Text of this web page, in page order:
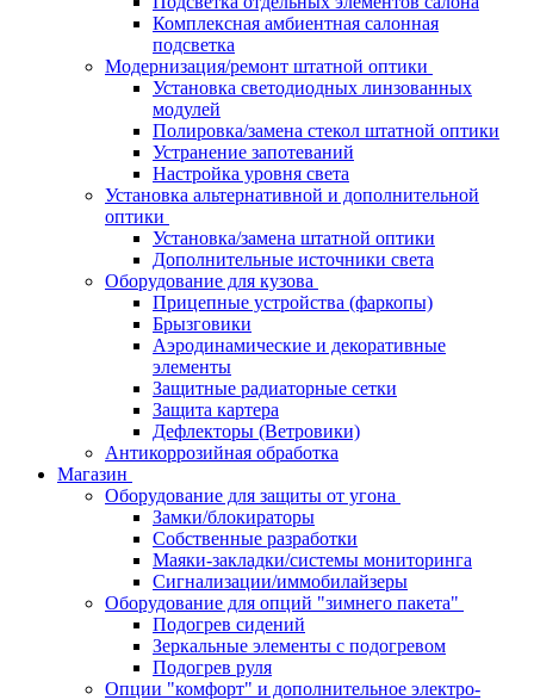
Комплексная амбиентная салонная
подсветка
Модернизация/ремонт штатной оптики
Установка светодиодных линзованных
модулей
Полировка/замена стекол штатной оптики
Устранение запотеваний
Настройка уровня света
Установка альтернативной и дополнительной
оптики
Установка/замена штатной оптики
Дополнительные источники света
Оборудование для кузова
Прицепные устройства (фаркопы)
Брызговики
Аэродинамические и декоративные
элементы
Защитные радиаторные сетки
Защита картера
Дефлекторы (Ветровики)
Антикоррозийная обработка
Магазин
Оборудование для защиты от угона
Замки/блокираторы
Собственные разработки
Маяки-закладки/системы мониторинга
Сигнализации/иммобилайзеры
Оборудование для опций "зимнего пакета"
Подогрев сидений
Зеркальные элементы с подогревом
Подогрев руля
Опции "комфорт" и дополнительное электро-